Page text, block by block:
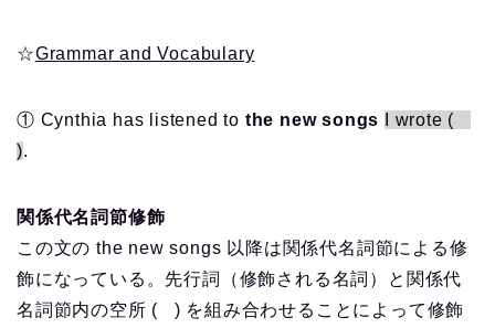
☆Grammar and Vocabulary
① Cynthia has listened to the new songs
I wrote (
).
関係代名詞節修飾
この文の the new songs 以降は関係代名詞節による修
飾になっている。先行詞（修飾される名詞）と関係代
名詞節内の空所 ( ) を組み合わせることによって修飾